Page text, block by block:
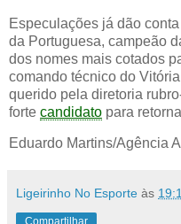
Especulações já dão
da Portuguesa, campeão
dos nomes mais cotados
comando técnico do
querido pela diretoria
forte candidato para
Eduardo Martins/Agência
Ligeirinho No Esporte às